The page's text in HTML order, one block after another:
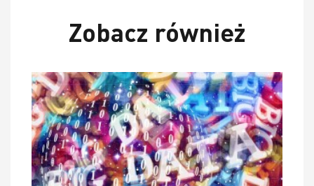
Zobacz również